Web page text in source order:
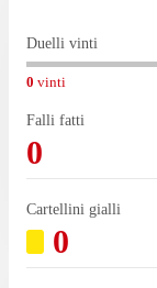
Duelli vinti
0 vinti
Falli fatti
0
Cartellini gialli
0